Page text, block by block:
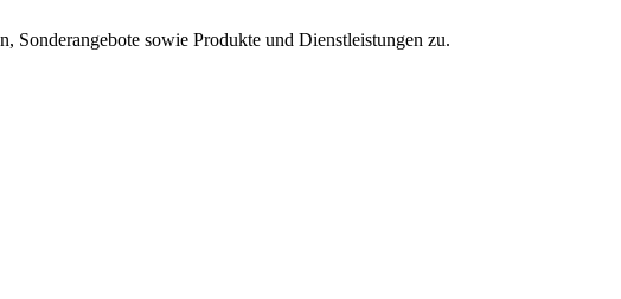
Sonderangebote sowie Produkte und Dienstleistungen zu.